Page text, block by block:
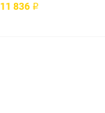
11 836 ₽